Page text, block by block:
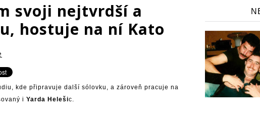
svoji nejtvrdší a
hostuje na ní Kato
kde připravuje další sólovku, a zároveň pracuje na
i Yarda Helešic.